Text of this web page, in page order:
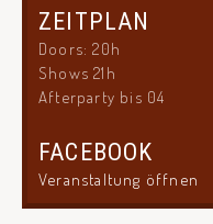
ZEITPLAN
Doors: 20h
Shows 21h
Afterparty bis 04
FACEBOOK
Veranstaltung öffnen